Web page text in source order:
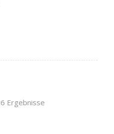
Ergebnisse